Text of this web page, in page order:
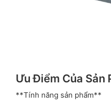
Ưu Điểm Của Sản
**Tính năng sản phẩm**